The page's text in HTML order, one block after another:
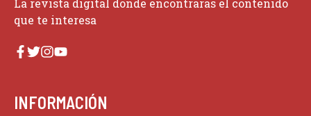
La revista digital donde encontraras el contenido
que te interesa
INFORMACIÓN